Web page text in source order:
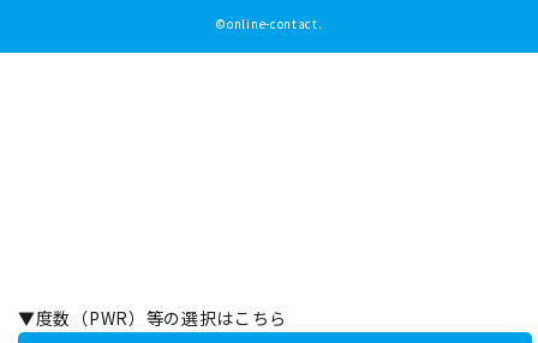
▼度数（PWR）等の選択はこちら
©online-contact.